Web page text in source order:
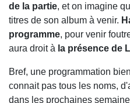
de la partie, et on imagine
titres de son album à venir.
programme, pour venir
aura droit à la présence de
Bref, une programmation
connait pas tous les noms,
dans les prochaines